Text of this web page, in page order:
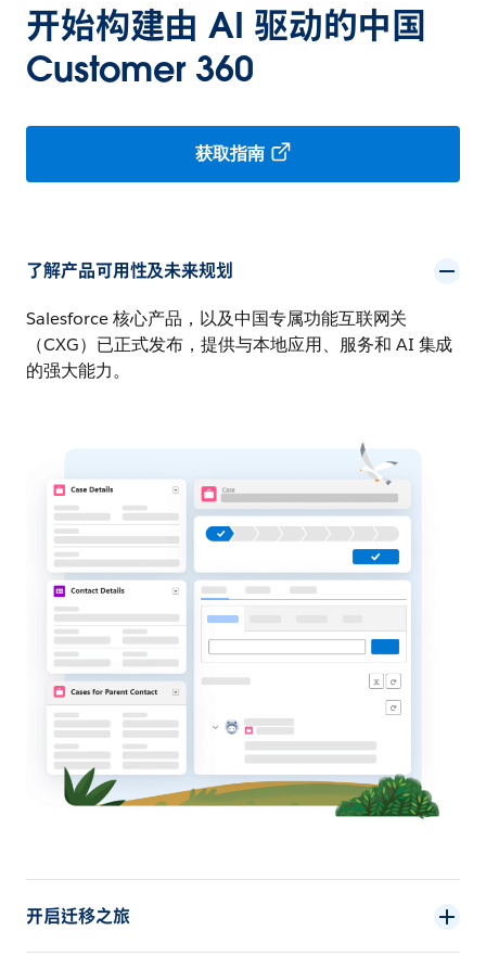
开始构建由 AI 驱动的中国
Customer 360
获取指南
了解产品可用性及未来规划
Salesforce 核心产品，以及中国专属功能互联网关
（CXG）已正式发布，提供与本地应用、服务和 AI 集成
的强大能力。
开启迁移之旅